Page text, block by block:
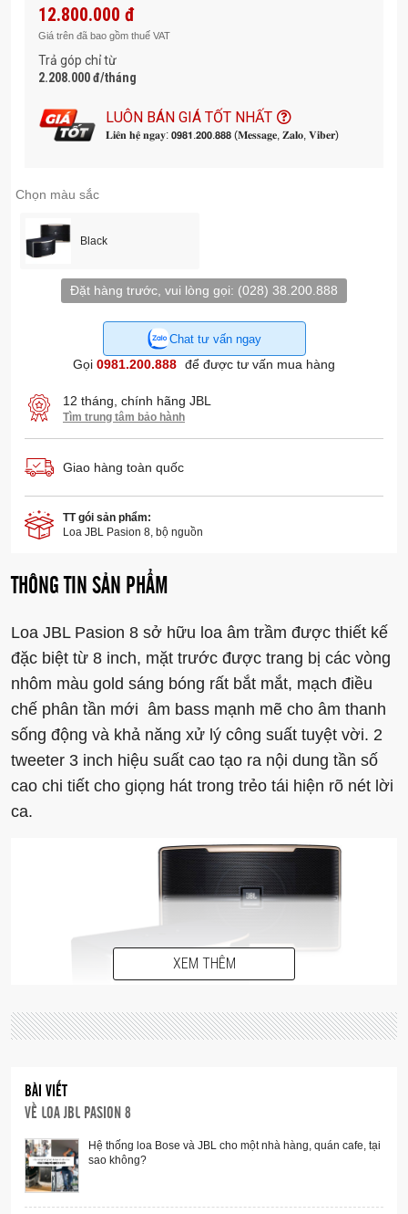
Bass loa: 20cm x 1
Loa treble: 7.6cm x 2
Kích thước (Rộng x Cao x Sâu): 253 mm × 452 mm × 277
mm
Vỏ loa Gỗ MDF, phủ nhựa vinyl
12.800.000 đ
Giá trên đã bao gồm thuế VAT
Trả góp chỉ từ
2.208.000 đ/tháng
LUÔN BÁN GIÁ TỐT NHẤT
𝐋𝐢𝐞̂𝐧 𝐡𝐞̣̂ 𝐧𝐠𝐚𝐲: 𝟬𝟵𝟴𝟭.𝟮𝟬𝟬.𝟴𝟴𝟴 (𝐌𝐞𝐬𝐬𝐚𝐠𝐞, 𝐙𝐚𝐥𝐨, 𝐕𝐢𝐛𝐞𝐫)
Chọn màu sắc
Black
Đặt hàng trước, vui lòng gọi: (028) 38.200.888
Chat tư vấn ngay
Gọi 0981.200.888 để được tư vấn mua hàng
12 tháng, chính hãng JBL
Tìm trung tâm bảo hành
Giao hàng toàn quốc
TT gói sản phẩm:
Loa JBL Pasion 8, bộ nguồn
THÔNG TIN SẢN PHẨM
Loa JBL Pasion 8 sở hữu loa âm trầm được thiết kế
đặc biệt từ 8 inch, mặt trước được trang bị các vòng
nhôm màu gold sáng bóng rất bắt mắt, mạch điều
chế phân tần mới âm bass mạnh mẽ cho âm thanh
sống động và khả năng xử lý công suất tuyệt vời. 2
tweeter 3 inch hiệu suất cao tạo ra nội dung tần số
cao chi tiết cho giọng hát trong trẻo tái hiện rõ nét lời
ca.
Không chỉ có được ngoại hình rất bắt mắt Loa JBL
Pasion8 còn cho thấy chất âm hoàn hảo khiến các
nào rè chừng khi mang ra để so sánh với Loa
karaoke JBL Pasion 8.
XEM THÊM
BÀI VIẾT
VỀ LOA JBL PASION 8
Hệ thống loa Bose và JBL cho một nhà hàng, quán cafe, tại
sao không?